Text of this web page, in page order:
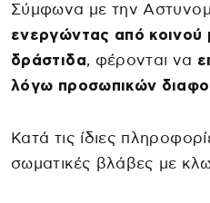
Σύμφωνα με την
ενεργώντας από κοινού
δράστιδα, φέρονται να
λόγω προσωπικών
Κατά τις ίδιες
σωματικές βλάβες με